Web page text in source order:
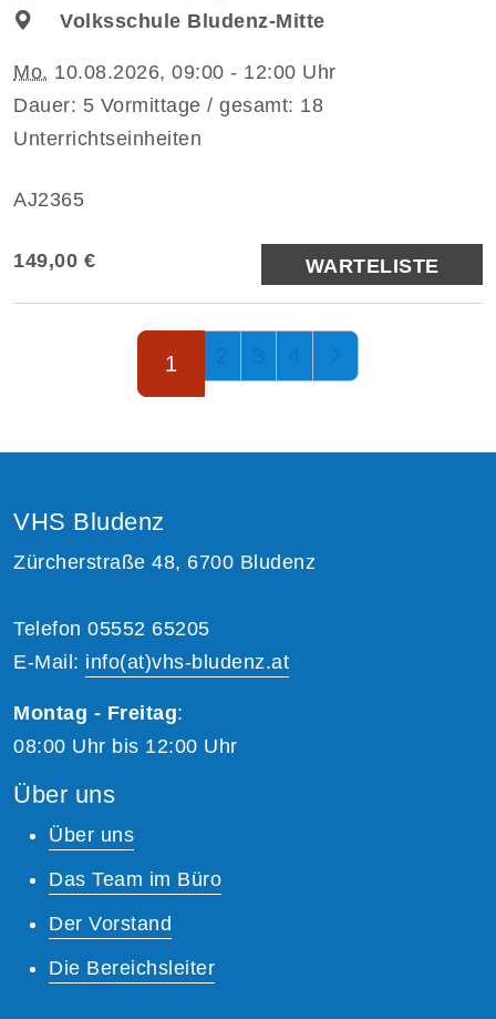
Volksschule Bludenz-Mitte
Mo. 10.08.2026, 09:00 - 12:00 Uhr
Dauer: 5 Vormittage / gesamt: 18
Unterrichtseinheiten
AJ2365
149,00 € WARTELISTE
1 2 3 4
VHS Bludenz
Zürcherstraße 48, 6700 Bludenz
Telefon 05552 65205
E-Mail: info(at)vhs-bludenz.at
Montag - Freitag:
08:00 Uhr bis 12:00 Uhr
Über uns
Über uns
Das Team im Büro
Der Vorstand
Die Bereichsleiter